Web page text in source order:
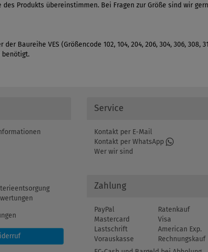
Produkts übereinstimmen. Bei Fragen zur Größe sind wir
Baureihe VES (Größencode 102, 104, 204, 206, 304, 306, 308,
benötigt.
Service
Kontakt per E-Mail
Kontakt per WhatsApp
Wer wir sind
Zahlung
PayPal
Ratenkauf
Mastercard
Visa
Lastschrift
American Exp.
Vorauskasse
Rechnungskauf